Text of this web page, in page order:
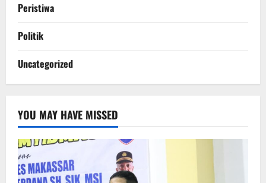
Peristiwa
Politik
Uncategorized
YOU MAY HAVE MISSED